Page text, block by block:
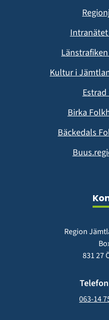
Kultur i
Birka
Bäckedals
Region
831 27
063-14